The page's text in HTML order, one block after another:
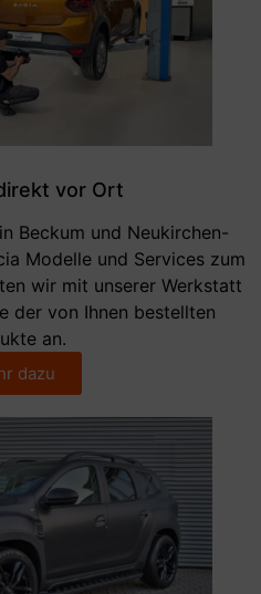
vor Ort
Beckum und Neukirchen-
Modelle und Services zum
wir mit unserer Werkstatt
der von Ihnen bestellten
an.
dazu